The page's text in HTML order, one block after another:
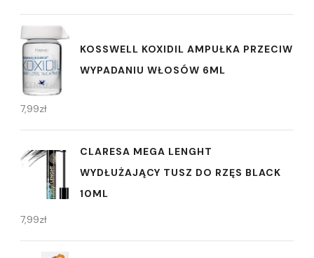
KOSSWELL KOXIDIL AMPUŁKA PRZECIW
WYPADANIU WŁOSÓW 6ML
7,99zł
CLARESA MEGA LENGHT
WYDŁUŻAJĄCY TUSZ DO RZĘS BLACK
10ML
7,99zł